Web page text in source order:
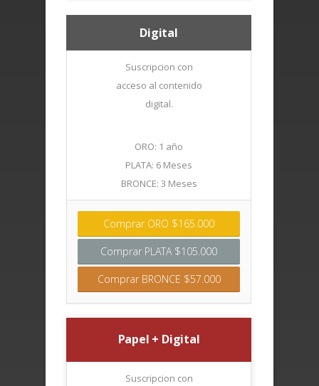
Digital
Suscripcion con
acceso al contenido
digital.
ORO: 1 año
PLATA: 6 Meses
BRONCE: 3 Meses
Comprar ORO $165.000
Comprar PLATA $105.000
Comprar BRONCE $57.000
Papel + Digital
Suscripcion con